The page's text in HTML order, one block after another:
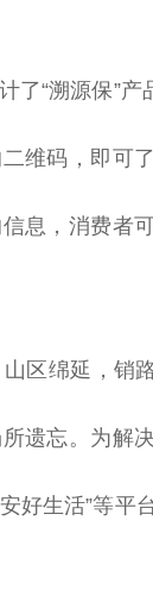
了“溯源保”产
维码，即可
息，消费者
山区绵延，
遗忘。为解
安好生活”等平